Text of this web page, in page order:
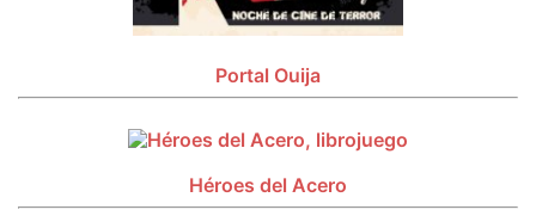
Portal Ouija
Héroes del Acero